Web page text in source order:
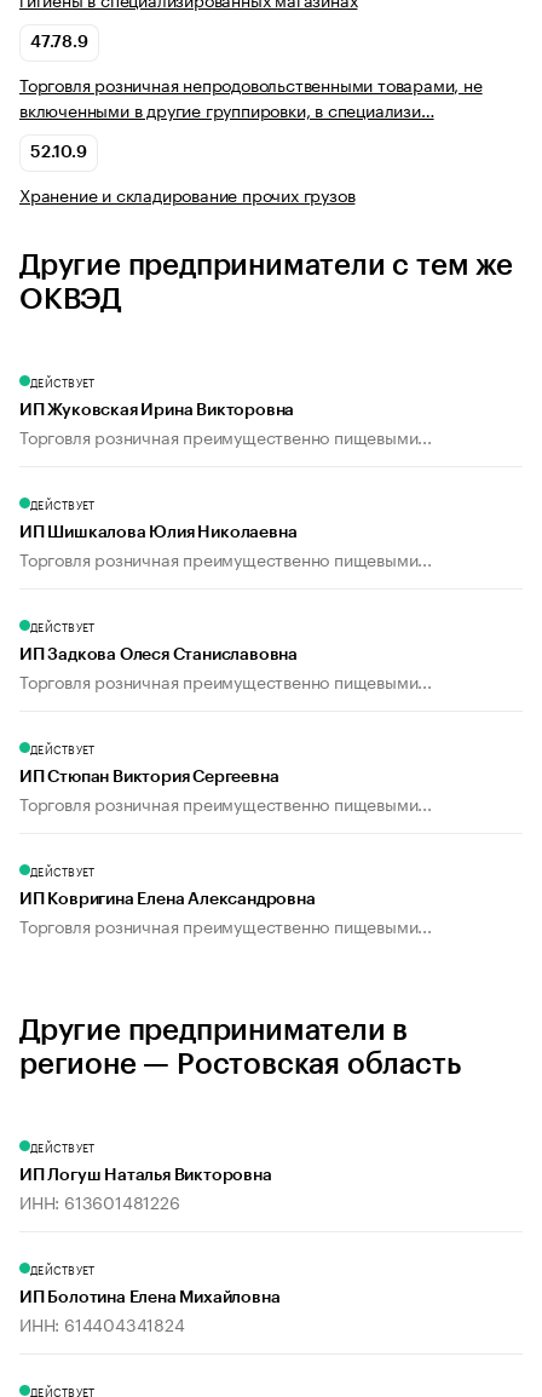
47.78.9
Торговля розничная непродовольственными товарами, не
включенными в другие группировки, в специализи…
52.10.9
Хранение и складирование прочих грузов
Другие предприниматели с тем же
ОКВЭД
ДЕЙСТВУЕТ
ИП Жуковская Ирина Викторовна
Торговля розничная преимущественно пищевыми...
ДЕЙСТВУЕТ
ИП Шишкалова Юлия Николаевна
Торговля розничная преимущественно пищевыми...
ДЕЙСТВУЕТ
ИП Задкова Олеся Станиславовна
Торговля розничная преимущественно пищевыми...
ДЕЙСТВУЕТ
ИП Стюпан Виктория Сергеевна
Торговля розничная преимущественно пищевыми...
ДЕЙСТВУЕТ
ИП Ковригина Елена Александровна
Торговля розничная преимущественно пищевыми...
Другие предприниматели в
регионе — Ростовская область
ДЕЙСТВУЕТ
ИП Логуш Наталья Викторовна
ИНН: 613601481226
ДЕЙСТВУЕТ
ИП Болотина Елена Михайловна
ИНН: 614404341824
ДЕЙСТВУЕТ